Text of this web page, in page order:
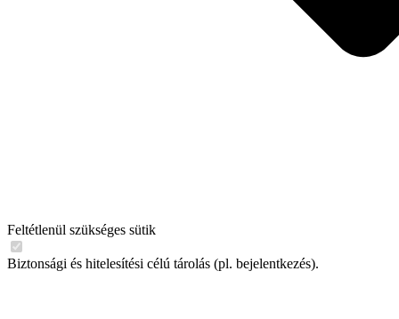
Feltétlenül szükséges sütik
Biztonsági és hitelesítési célú tárolás (pl. bejelentkezés).